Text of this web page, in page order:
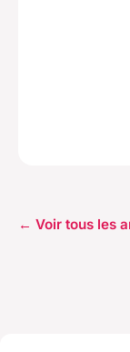
← Voir tous les